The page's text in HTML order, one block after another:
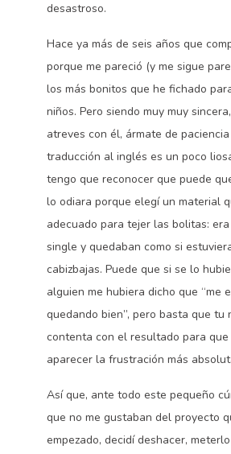
desastroso.
Hace ya más de seis años que
porque me pareció (y me sigue
los más bonitos que he fichado
niños. Pero siendo muy muy
atreves con él, ármate de
traducción al inglés es un poco
tengo que reconocer que puede
lo odiara porque elegí un material
adecuado para tejer las bolitas:
single y quedaban como si
cabizbajas. Puede que si se lo
alguien me hubiera dicho que “me
quedando bien”, pero basta que tu
contenta con el resultado para que
aparecer la frustración más
Así que, ante todo este pequeño
que no me gustaban del proyecto
empezado, decidí deshacer,